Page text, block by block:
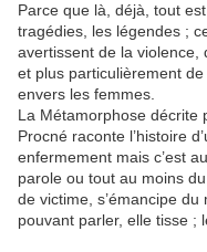
Parce que là, déjà, tout
tragédies, les légendes ;
avertissent de la violence,
et plus particulièrement
envers les femmes.
La Métamorphose décrite
Procné raconte l’histoire
enfermement mais c’est
parole ou tout au moins
de victime, s’émancipe
pouvant parler, elle tisse ;